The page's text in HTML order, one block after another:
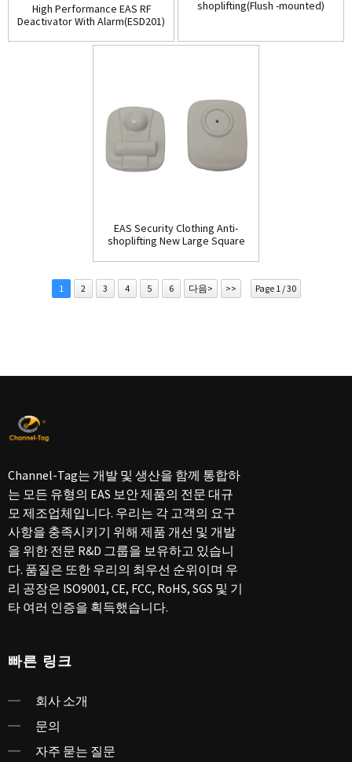
High Performance EAS RF
Deactivator With Alarm(ESD201)
shoplifting(Flush -mounted)
EAS Security Clothing Anti-
shoplifting New Large Square
1 2 3 4 5 6 다음> >> Page 1 / 30
Channel-Tag는 개발 및 생산을 함께 통합하
는 모든 유형의 EAS 보안 제품의 전문 대규
모 제조업체입니다. 우리는 각 고객의 요구
사항을 충족시키기 위해 제품 개선 및 개발
을 위한 전문 R&D 그룹을 보유하고 있습니
다. 품질은 또한 우리의 최우선 순위이며 우
리 공장은 ISO9001, CE, FCC, RoHS, SGS 및 기
타 여러 인증을 획득했습니다.
빠른 링크
회사 소개
문의
자주 묻는 질문